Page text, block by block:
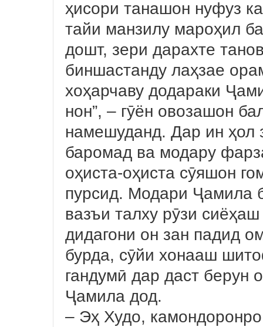
ҳисори танашон нуфуз
тайи манзилу мароҳил
дошт, зери дарахте
биншастанду лаҳзае
хоҳарчаву додараки
нон”, – гӯён овозашон
намешуданд. Дар ин ҳол
баромад ва модару
оҳиста-оҳиста сӯяшон
пурсид. Модари Ҷамила
вазъи талху рӯзи
дидагони он зан падид
бурда, сӯйи хонааш
гандумӣ дар даст берун
Ҷамила дод.
– Эҳ Худо,